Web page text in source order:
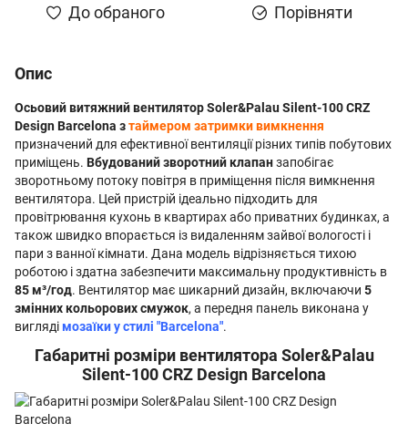
До обраного Порівняти
Опис
Осьовий витяжний вентилятор Soler&Palau Silent-100 CRZ
Design Barcelona зтаймером затримки вимкнення
призначений для ефективної вентиляції різних типів побутових
приміщень. Вбудований зворотний клапанзапобігає
зворотньому потоку повітря в приміщення після вимкнення
вентилятора. Цей пристрій ідеально підходить для
провітрювання кухонь в квартирах або приватних будинках, а
також швидко впорається із видаленням зайвої вологості і
пари з ванної кімнати. Дана модель відрізняється тихою
роботою і здатна забезпечити максимальну продуктивність в
85 м³/год. Вентилятор має шикарний дизайн, включаючи 5
змінних кольорових смужок, а передня панель виконана у
вигляді мозаїки у стилі "Barcelona".
Габаритні розміри вентилятора Soler&Palau
Silent-100 CRZ Design Barcelona